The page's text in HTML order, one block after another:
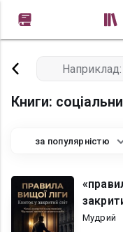
Книги:
за популярністю
Мудрий